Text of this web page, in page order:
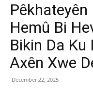
Pêkhateyên
Hemû Bi
Bikin Da Ku
Axên Xwe
December 22, 2025